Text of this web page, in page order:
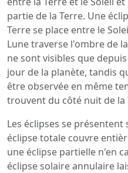
partie de la Terre. Une
Terre se place entre le
Lune traverse l'ombre de
ne sont visibles que
jour de la planète, tandis
être observée en même
trouvent du côté nuit de la
Les éclipses se
éclipse totale couvre
une éclipse partielle n'en
éclipse solaire annulaire